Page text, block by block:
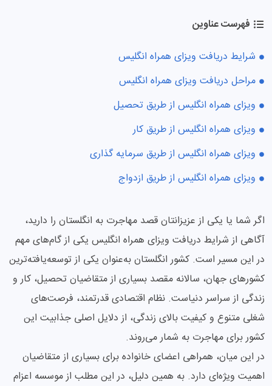
فهرست عناوین
شرایط دریافت ویزای همراه انگلیس
مراحل دریافت ویزای همراه انگلیس
ویزای همراه انگلیس از طریق تحصیل
ویزای همراه انگلیس از طریق کار
ویزای همراه انگلیس از طریق سرمایه گذاری
ویزای همراه انگلیس از طریق ازدواج
اگر شما یا یکی از عزیزانتان قصد مهاجرت به انگلستان را دارید،
آگاهی از شرایط دریافت ویزای همراه انگلیس یکی از گام‌های مهم
در این مسیر است. کشور انگلستان به‌عنوان یکی از توسعه‌یافته‌ترین
کشورهای جهان، سالانه مقصد بسیاری از متقاضیان تحصیل، کار و
زندگی از سراسر دنیاست. نظام اقتصادی قدرتمند، فرصت‌های
شغلی متنوع و کیفیت بالای زندگی، از دلایل اصلی جذابیت این
کشور برای مهاجرت به شمار می‌روند.
در این میان، همراهی اعضای خانواده برای بسیاری از متقاضیان
اهمیت ویژه‌ای دارد. به همین دلیل، در این مطلب از موسسه اعزام